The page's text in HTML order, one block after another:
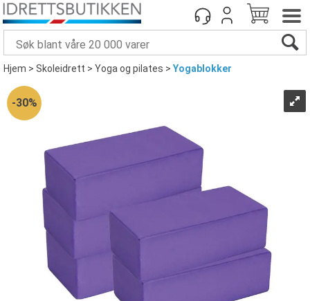
Hjem>Skoleidrett>Yoga og pilates>Yogablokker
30%